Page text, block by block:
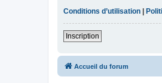
Conditions d’utilisation
Inscription
Accueil du forum